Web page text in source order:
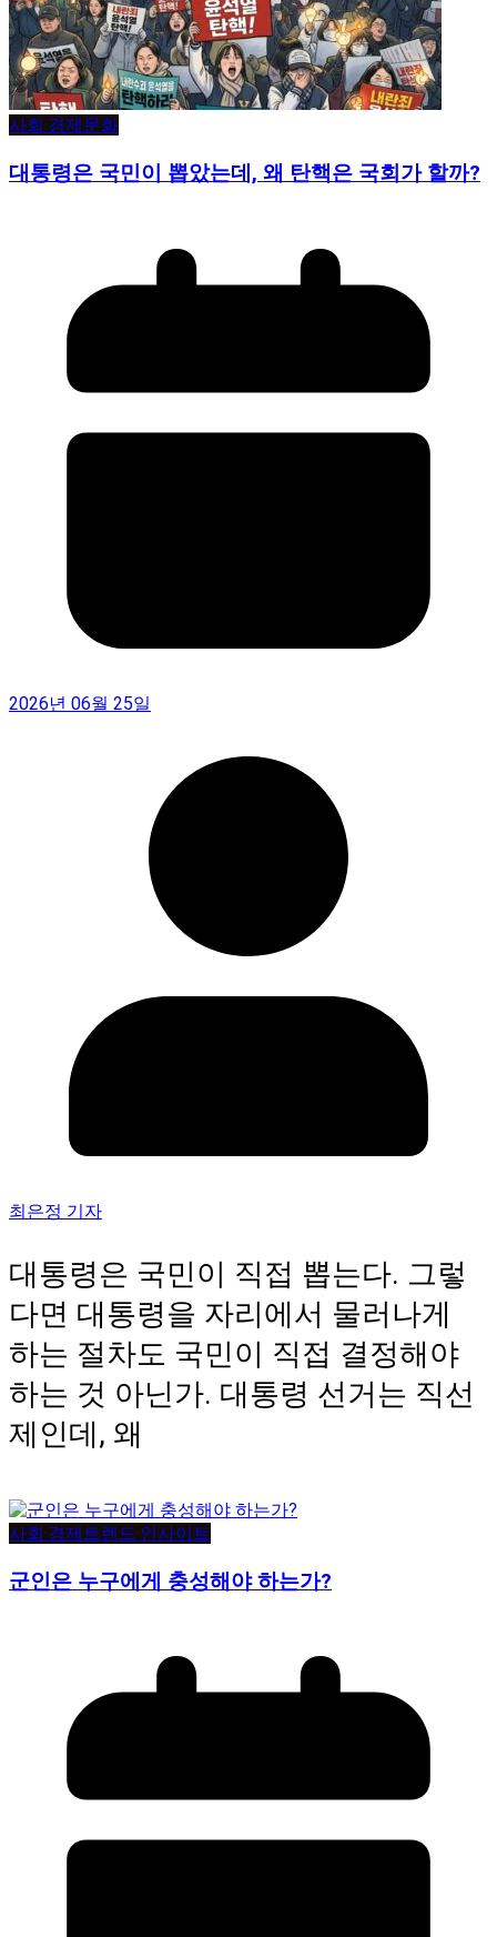
사회·경제 문화
대통령은 국민이 뽑았는데, 왜 탄핵은 국회가 할까?
2026년 06월 25일
최은정 기자
대통령은 국민이 직접 뽑는다. 그렇
다면 대통령을 자리에서 물러나게
하는 절차도 국민이 직접 결정해야
하는 것 아닌가. 대통령 선거는 직선
제인데, 왜
사회·경제트렌드·인사이트
군인은 누구에게 충성해야 하는가?